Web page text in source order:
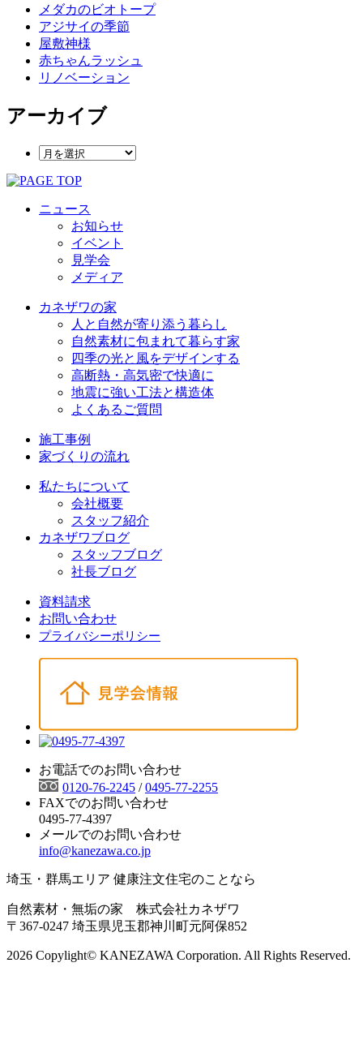
メダカのビオトープ
アジサイの季節
屋敷神様
赤ちゃんラッシュ
リノベーション
アーカイブ
ニュース
お知らせ
イベント
見学会
メディア
カネザワの家
人と自然が寄り添う暮らし
自然素材に包まれて暮らす家
四季の光と風をデザインする
高断熱・高気密で快適に
地震に強い工法と構造体
よくあるご質問
施工事例
家づくりの流れ
私たちについて
会社概要
スタッフ紹介
カネザワブログ
スタッフブログ
社長ブログ
資料請求
お問い合わせ
プライバシーポリシー
お電話でのお問い合わせ
0120-76-2245 /0495-77-2255
FAXでのお問い合わせ
0495-77-4397
メールでのお問い合わせ
info@kanezawa.co.jp
埼玉・群馬エリア 健康注文住宅のことなら
自然素材・無垢の家 株式会社カネザワ
〒367-0247 埼玉県児玉郡神川町元阿保852
2026 Copylight© KANEZAWA Corporation. All Rights Reserved.